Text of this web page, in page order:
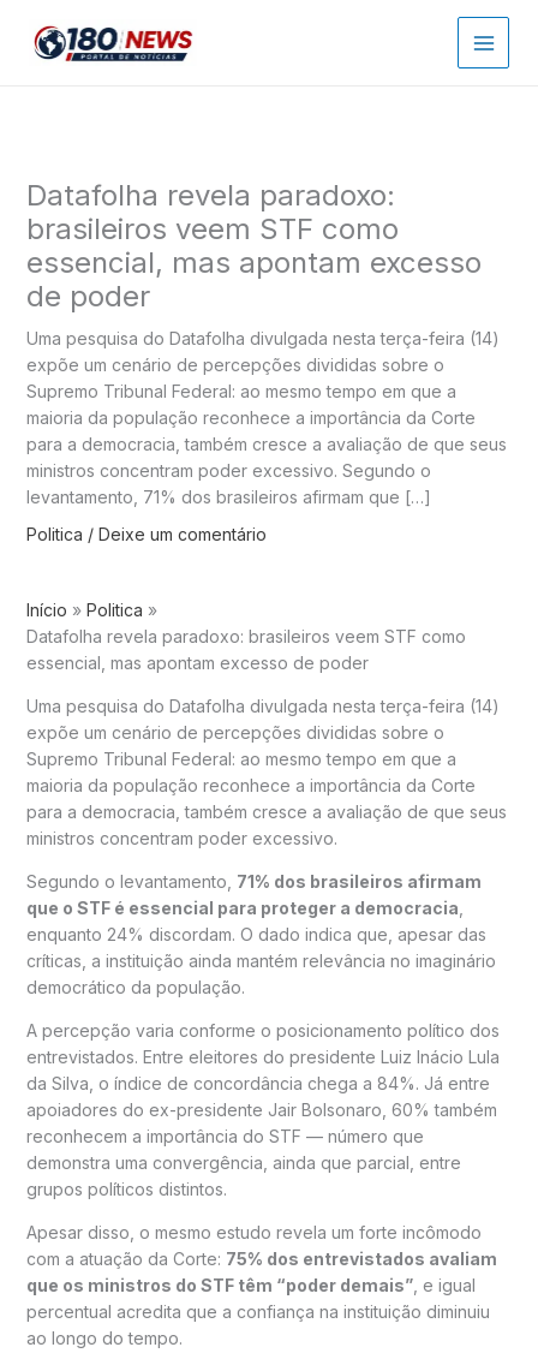
para
Datafolha revela paradoxo:
brasileiros veem STF como
essencial, mas apontam excesso
de poder
Uma pesquisa do Datafolha divulgada nesta terça-feira (14)
expõe um cenário de percepções divididas sobre o
Supremo Tribunal Federal: ao mesmo tempo em que a
maioria da população reconhece a importância da Corte
para a democracia, também cresce a avaliação de que seus
ministros concentram poder excessivo. Segundo o
levantamento, 71% dos brasileiros afirmam que […]
Politica / Deixe um comentário
Início
Politica
Datafolha revela paradoxo: brasileiros veem STF como
essencial, mas apontam excesso de poder
Uma pesquisa do Datafolha divulgada nesta terça-feira (14)
expõe um cenário de percepções divididas sobre o
Supremo Tribunal Federal: ao mesmo tempo em que a
maioria da população reconhece a importância da Corte
para a democracia, também cresce a avaliação de que seus
ministros concentram poder excessivo.
Segundo o levantamento, 71% dos brasileiros afirmam
que o STF é essencial para proteger a democracia
enquanto 24% discordam. O dado indica que, apesar das
críticas, a instituição ainda mantém relevância no imaginário
democrático da população.
A percepção varia conforme o posicionamento político dos
entrevistados. Entre eleitores do presidente Luiz Inácio Lula
da Silva , o índice de concordância chega a 84%. Já entre
apoiadores do ex-presidente Jair Bolsonaro , 60% também
reconhecem a importância do STF — número que
demonstra uma convergência, ainda que parcial, entre
grupos políticos distintos.
Apesar disso, o mesmo estudo revela um forte incômodo
com a atuação da Corte: 75% dos entrevistados avaliam
que os ministros do STF têm “poder demais”, e igual
percentual acredita que a confiança na instituição diminuiu
ao longo do tempo.